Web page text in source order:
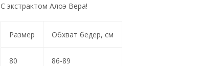
С экстрактом Алоэ Вера!
Размер Обхват бедер, см
80 86-89